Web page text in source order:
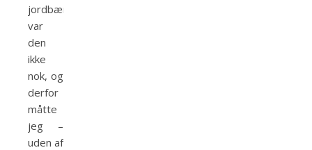
jordbær
var
den
ikke
nok, og
derfor
måtte
jeg –
uden af